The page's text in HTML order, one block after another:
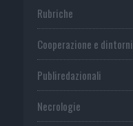
Rubriche
Cooperazione e dintorni
Publiredazionali
Necrologie